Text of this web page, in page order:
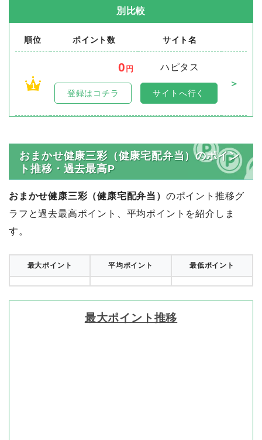
別比較
順位 ポイント数 サイト名
1
0 円
ハピタス
＞
登録はコチラ サイトへ行く
おまかせ健康三彩（健康宅配弁当）のポイン
ト推移・過去最高P
おまかせ健康三彩（健康宅配弁当） のポイント推移グ
ラフと過去最高ポイント、平均ポイントを紹介しま
す。
最大ポイント 平均ポイント 最低ポイント
最大ポイント推移